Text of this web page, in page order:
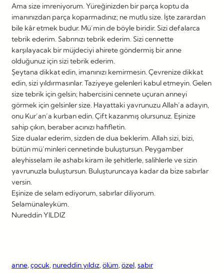
Ama size imreniyorum. Yüreğinizden bir parça koptu da
imanınızdan parça koparmadınız; ne mutlu size. İşte zarardan
bile kâr etmek budur. Mü’min de böyle biridir. Sizi defalarca
tebrik ederim. Sabrınızı tebrik ederim. Sizi cennette
karşılayacak bir müjdeciyi ahirete göndermiş bir anne
olduğunuz için sizi tebrik ederim.
Şeytana dikkat edin, imanınızı kemirmesin. Çevrenize dikkat
edin, sizi yıldırmasınlar. Taziyeye gelenleri kabul etmeyin. Gelen
size tebrik için gelsin; habercisini cennete uçuran anneyi
görmek için gelsinler size. Hayattaki yavrunuzu Allah’a adayın,
onu Kur’an’a kurban edin. Çift kazanmış olursunuz. Eşinize
sahip çıkın, beraber acınızı hafifletin.
Size dualar ederim, sizden de dua beklerim. Allah sizi, bizi,
bütün mü’minleri cennetinde buluştursun. Peygamber
aleyhisselam ile ashabı kiram ile şehitlerle, salihlerle ve sizin
yavrunuzla buluştursun. Buluşturuncaya kadar da bize sabırlar
versin.
Eşinize de selam ediyorum, sabırlar diliyorum.
Selamünaleyküm.
Nureddin YILDIZ
anne, çocuk, nureddin yıldız, ölüm, özel, sabır